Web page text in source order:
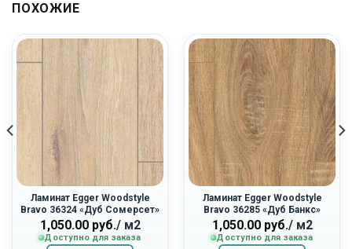
ПОХОЖИЕ
Ламинат Egger Woodstyle
Bravo 36324 «Дуб Сомерсет»
1,050.00руб./ м2
Доступно для заказа
Ламинат Egger Woodstyle
Bravo 36285 «Дуб Банкс»
1,050.00руб./ м2
Доступно для заказа